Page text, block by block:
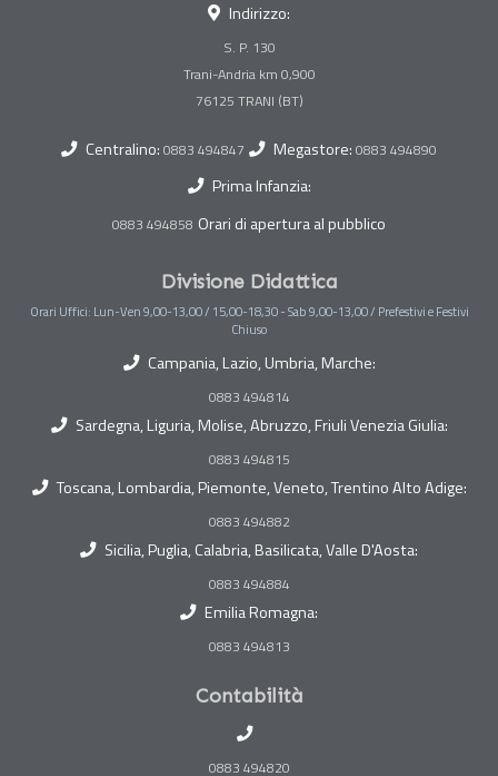
Indirizzo:
S. P. 130
Trani-Andria km 0,900
Centralino: 0883 494847 Megastore: 0883 494890
Prima Infanzia:
0883 494858 Orari di apertura al pubblico
Divisione Didattica
Orari Uffici: Lun-Ven 9,00-13,00 / 15,00-18,30 - Sab 9,00-13,00 / Prefestivi e Festivi
Chiuso
Campania, Lazio, Umbria, Marche:
0883 494814
Sardegna, Liguria, Molise, Abruzzo, Friuli Venezia Giulia:
0883 494815
Toscana, Lombardia, Piemonte, Veneto, Trentino Alto Adige:
0883 494882
Sicilia, Puglia, Calabria, Basilicata, Valle D'Aosta:
0883 494884
Emilia Romagna:
0883 494813
Contabilità
0883 494820